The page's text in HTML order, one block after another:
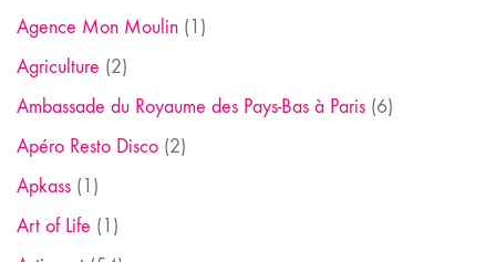
Agence Mon Moulin (1)
Agriculture (2)
Ambassade du Royaume des Pays-Bas à Paris (6)
Apéro Resto Disco (2)
Apkass (1)
Art of Life (1)